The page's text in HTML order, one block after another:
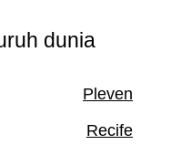
dunia
Pleven
Recife